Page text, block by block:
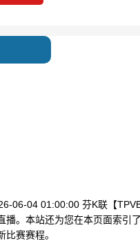
06-04 01:00:00 芬K联【
。本站还为您在本页面索引
赛赛程。